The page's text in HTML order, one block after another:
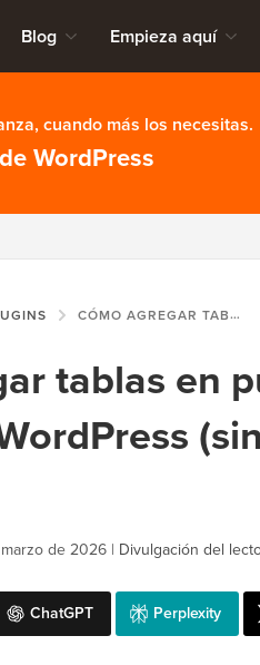
Blog Empieza aquí
cuando más los necesitas.
WordPress
CÓMO AGREGAR TABLAS EN PUBLICACIONES Y PÁGINAS DE WORDPRESS (SIN NECESIDAD DE HTML)
tablas en
de 2026 | Divulgación del
ChatGPT Perplexity